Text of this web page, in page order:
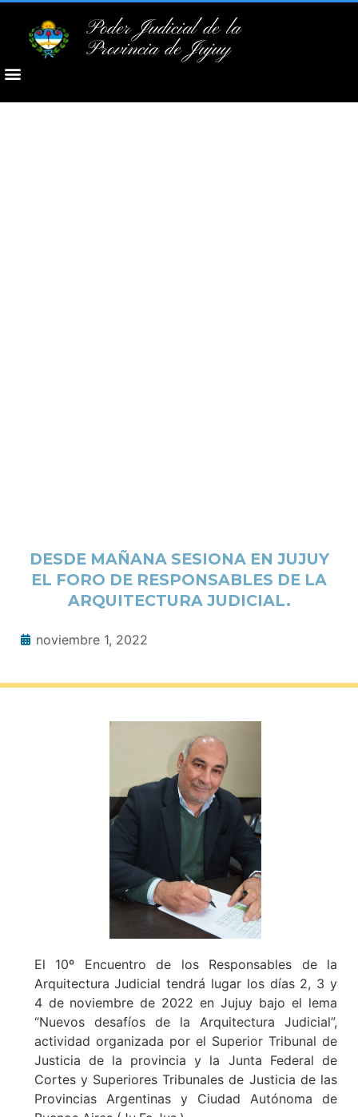
Poder Judicial de la
Provincia de Jujuy
DESDE MAÑANA SESIONA EN JUJUY
EL FORO DE RESPONSABLES DE LA
ARQUITECTURA JUDICIAL.
noviembre 1, 2022
El 10º Encuentro de los Responsables de la
Arquitectura Judicial tendrá lugar los días 2, 3 y
4 de noviembre de 2022 en Jujuy bajo el lema
“Nuevos desafíos de la Arquitectura Judicial”,
actividad organizada por el Superior Tribunal de
Justicia de la provincia y la Junta Federal de
Cortes y Superiores Tribunales de Justicia de las
Provincias Argentinas y Ciudad Autónoma de